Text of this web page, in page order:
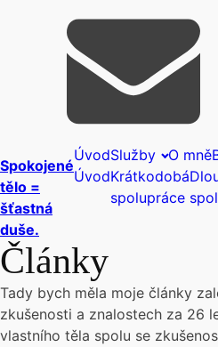
Spokojené
tělo =
šťastná
duše.
ÚvodSlužby O mně
ÚvodKrátkodobá
spolupráce
Články
Tady bych měla moje články
zkušenosti a znalostech za 26
vlastního těla spolu se